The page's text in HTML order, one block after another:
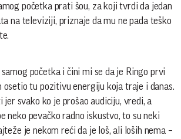
početka prati šou, za koji tvrdi da jedan
na televiziji, priznaje da mu ne pada teško
početka i čini mi se da je Ringo prvi
osetio tu pozitivu energiju koja traje i danas.
jer svako ko je prošao audiciju, vredi, a
neko pevačko radno iskustvo, to su neki
je nekom reći da je loš, ali loših nema –